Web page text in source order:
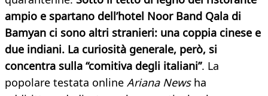
ampio e spartano dell’hotel Noor Band Qala di
Bamyan ci sono altri stranieri: una coppia cinese e
due indiani. La curiosità generale, però, si
concentra sulla “comitiva degli italiani”. La
popolare testata online Ariana Newsha